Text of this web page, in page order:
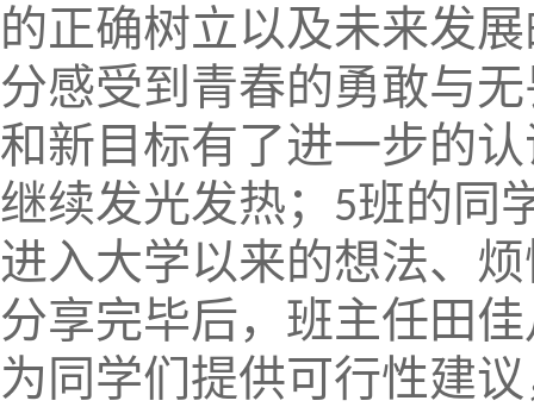
的正确树立以及未来发
分感受到青春的勇敢与
和新目标有了进一步的
继续发光发热；
5班的同
进入大学以来的想法、
分享完毕后，班主任田
为同学们提供可行性建